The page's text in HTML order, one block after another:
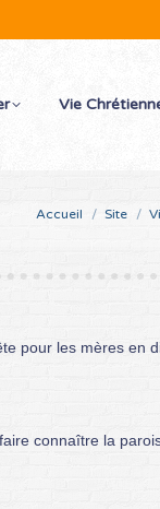
Vie
Accueil Site
pour les mères en
connaître la